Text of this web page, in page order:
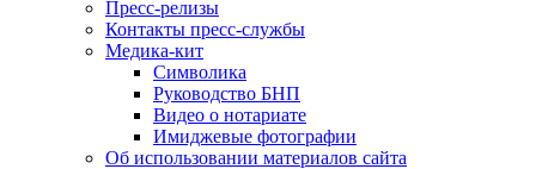
Пресс-релизы
Контакты пресс-службы
Медика-кит
Символика
Руководство БНП
Видео о нотариате
Имиджевые фотографии
Об использовании материалов сайта